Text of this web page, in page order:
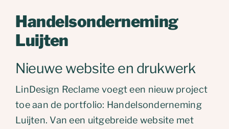
Handelsonderneming
Luijten
Nieuwe website en drukwerk
LinDesign Reclame voegt een nieuw project
toe aan de portfolio: Handelsonderneming
Luijten. Van een uitgebreide website met